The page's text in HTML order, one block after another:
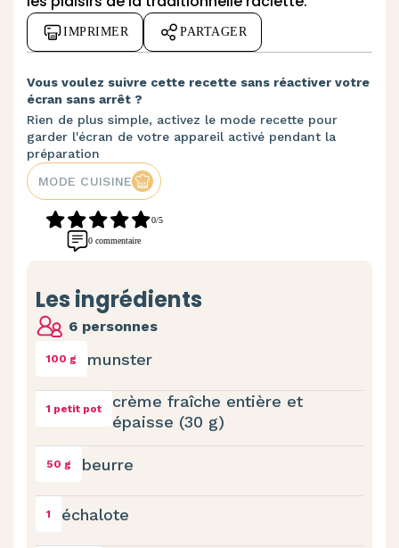
IMPRIMER PARTAGER
Vous voulez suivre cette recette sans réactiver votre
écran sans arrêt ?
Rien de plus simple, activez le mode recette pour
garder l'écran de votre appareil activé pendant la
préparation
MODE CUISINE
0/5
0 commentaire
Les ingrédients
6 personnes
100 g munster
1 petit pot
crème fraîche entière et
épaisse (30 g)
50 g beurre
1 échalote